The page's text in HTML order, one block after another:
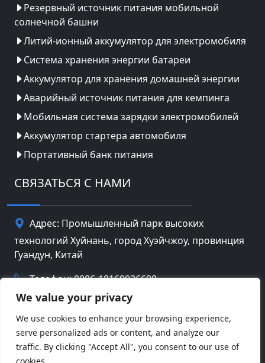
We value your privacy
We use cookies to enhance your browsing experience,
serve personalized ads or content, and analyze our
traffic. By clicking "Accept All", you consent to our use of
Резервный источник питания мобильной
солнечной башни
Литий-ионный аккумулятор для электромобиля
Система хранения энергии батареи
Аккумулятор для хранения домашней энергии
Аварийный источник питания для кемпинга
Мобильная система зарядки электромобилей
Аккумулятор стартера автомобиля
Портативный банк питания
СВЯЗАТЬСЯ С НАМИ
Адрес: Промышленный парк высоких
технологий Хуйнань, город Хуэйчжоу, провинция
Гуандун, Китай
Телефон: 0086-18169936698
info@jbbatterychina.com
Политика конфиденциальности